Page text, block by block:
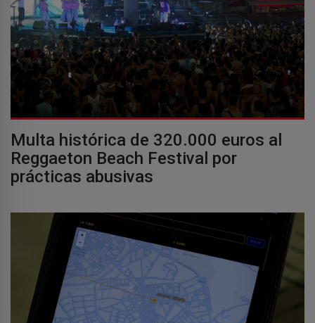
Multa histórica de 320.000 euros al
Reggaeton Beach Festival por
prácticas abusivas